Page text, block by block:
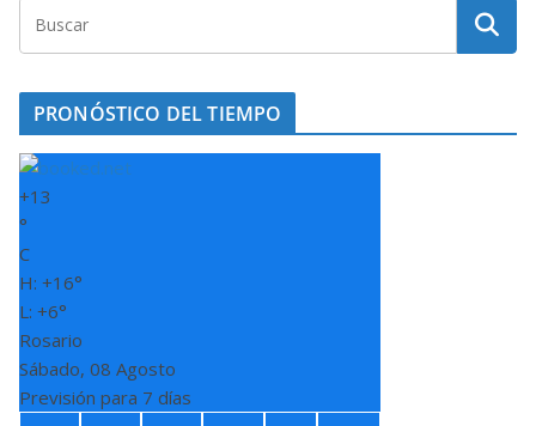
PRONÓSTICO DEL TIEMPO
+13
°
C
H: +16°
L: +6°
Rosario
Sábado, 08 Agosto
Previsión para 7 días